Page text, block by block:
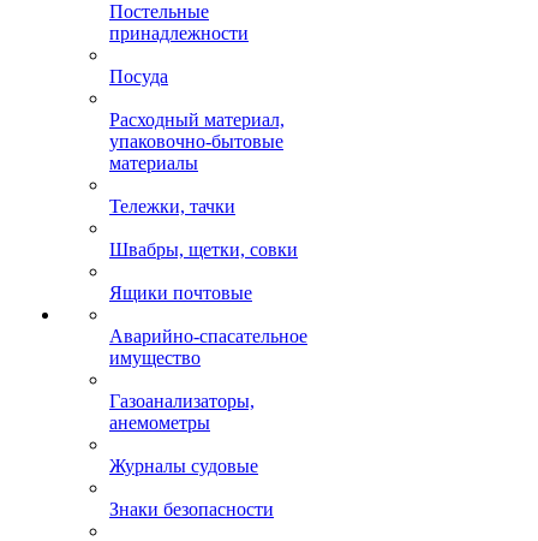
Постельные
принадлежности
Посуда
Расходный материал,
упаковочно-бытовые
материалы
Тележки, тачки
Швабры, щетки, совки
Ящики почтовые
Аварийно-спасательное
имущество
Газоанализаторы,
анемометры
Журналы судовые
Знаки безопасности